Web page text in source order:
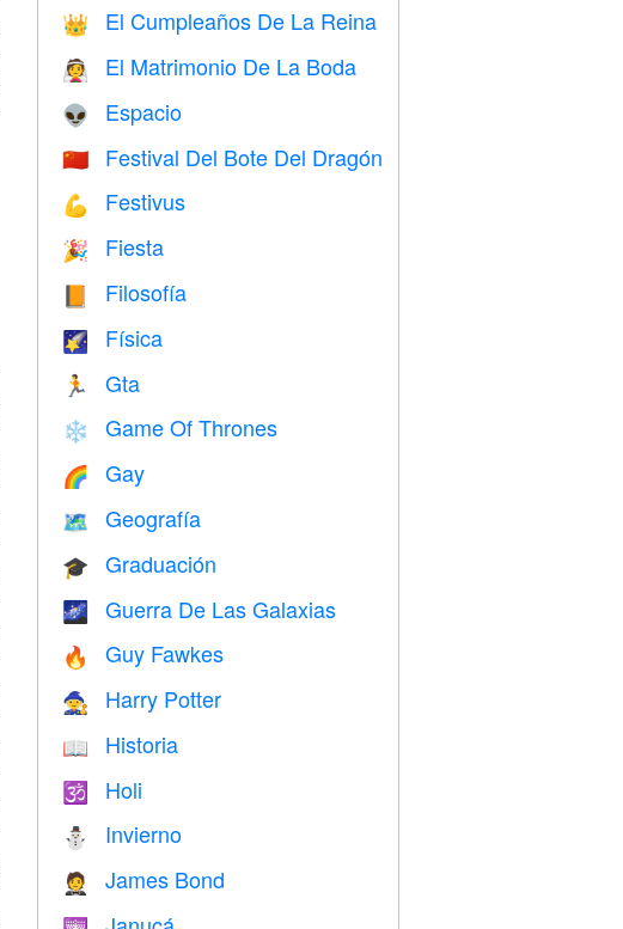
👑 El Cumpleaños De La Reina
👰 El Matrimonio De La Boda
👽 Espacio
🇨🇳 Festival Del Bote Del Dragón
💪 Festivus
🎉 Fiesta
📙 Filosofía
🌠 Física
🏃 Gta
❄️ Game Of Thrones
🌈 Gay
🗺 Geografía
🎓 Graduación
🌌 Guerra De Las Galaxias
🔥 Guy Fawkes
🧙 Harry Potter
📖 Historia
🕉 Holi
⛄ Invierno
🤵 James Bond